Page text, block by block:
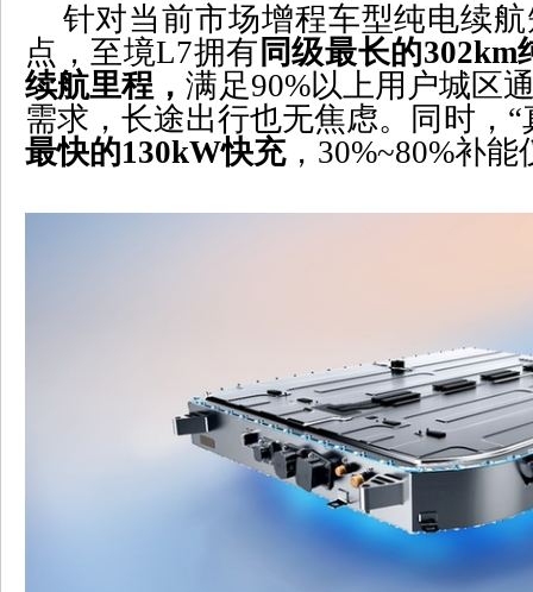
针对当前市场增程车型纯电续航
点，至境L7拥有 同级最长的302km
续航里程，满足90%以上用户城区
需求，长途出行也无焦虑。同时，
最快的130kW快充， 30%~80%补能